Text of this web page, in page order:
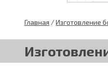
Главная /Изготовление